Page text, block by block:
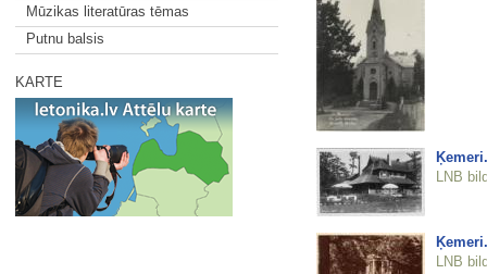
Mūzikas literatūras tēmas
Putnu balsis
KARTE
LNB
LNB